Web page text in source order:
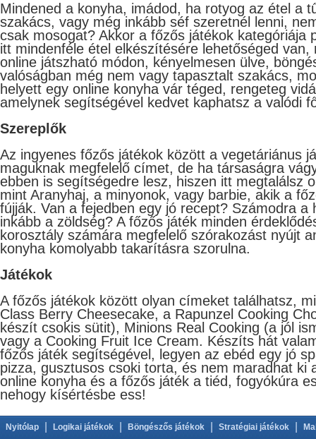
Mindened a konyha, imádod, ha rotyog az étel a
szakács, vagy még inkább séf szeretnél lenni,
csak mosogat? Akkor a főzős játékok kategóriája
itt mindenféle étel elkészítésére lehetőséged van,
online játszható módon, kényelmesen ülve,
valóságban még nem vagy tapasztalt szakács,
helyett egy online konyha vár téged, rengeteg
amelynek segítségével kedvet kaphatsz a valódi
​Szereplők
Az ingyenes főzős játékok között a vegetáriánus
maguknak megfelelő címet, de ha társaságra
ebben is segítségedre lesz, hiszen itt megtalálsz
mint Aranyhaj, a minyonok, vagy barbie, akik a
fújják. Van a fejedben egy jó recept? Számodra a
inkább a zöldség? A főzős játék minden
korosztály számára megfelelő szórakozást nyújt
konyha komolyabb takarításra szorulna.
Játékok
A főzős játékok között olyan címeket találhatsz,
Class Berry Cheesecake, a Rapunzel Cooking
készít csokis sütit), Minions Real Cooking (a jól
vagy a Cooking Fruit Ice Cream. Készíts hát
főzős játék segítségével, legyen az ebéd egy jó
pizza, gusztusos csoki torta, és nem maradhat ki
online konyha és a főzős játék a tiéd, fogyókúra
nehogy kísértésbe ess!
Nyitólap Logikai játékok Böngészős játékok Stratégiai játékok